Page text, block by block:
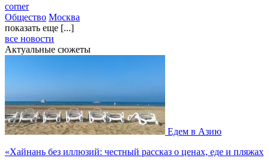
corner
Общество Москва
показать еще [...]
все новости
Актуальные сюжеты
Едем в Азию
«Хайнань без иллюзий: честный рассказ о ценах, еде и пляжах